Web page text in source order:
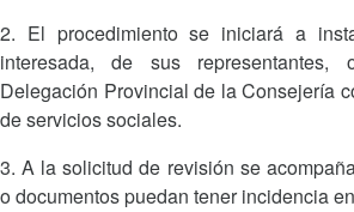
2. El procedimiento se iniciará a
interesada, de sus
Delegación Provincial de la Consejería
de servicios sociales.
3. A la solicitud de revisión se
o documentos puedan tener incidencia